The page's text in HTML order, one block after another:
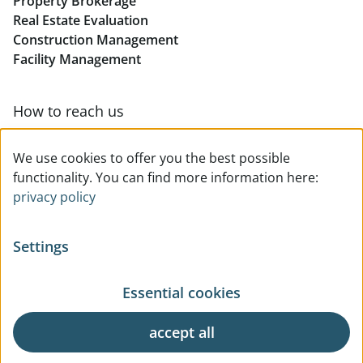
Real Estate Evaluation
Construction Management
Facility Management
How to reach us
Terms Of Use
Cookie Settings
We use cookies to offer you the best possible
functionality. You can find more information here:
privacy policy
Settings
Essential cookies
accept all